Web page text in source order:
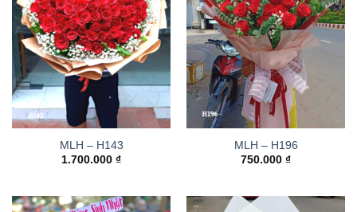
MLH – H143
1.700.000 ₫
MLH – H196
750.000 ₫